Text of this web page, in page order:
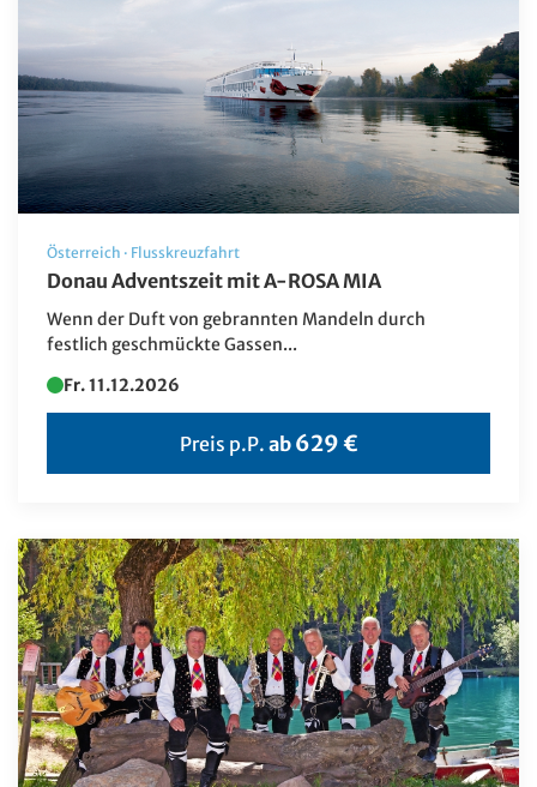
Österreich · Flusskreuzfahrt
Donau Adventszeit mit A-ROSA MIA
Wenn der Duft von gebrannten Mandeln durch
festlich geschmückte Gassen...
Fr. 11.12.2026
Preis p.P. ab 629 €